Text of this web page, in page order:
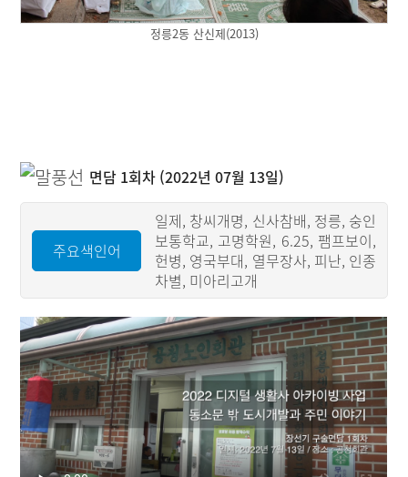
정릉2동 산신제(2013)
면담 1회차 (2022년 07월 13일)
주요색인어
일제, 창씨개명, 신사참배, 정릉, 숭인
보통학교, 고명학원, 6.25, 팸프보이,
헌병, 영국부대, 열무장사, 피난, 인종
차별, 미아리고개